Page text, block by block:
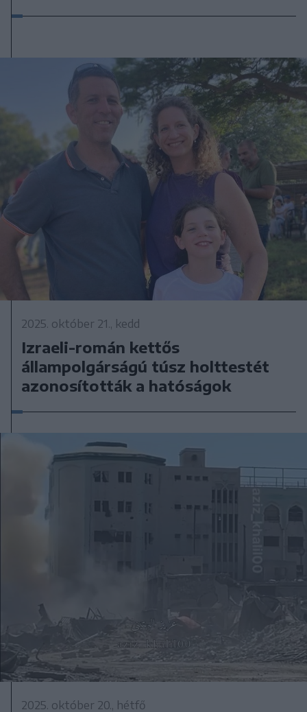
2025. október 21., kedd
Izraeli-román kettős
állampolgárságú túsz holttestét
azonosították a hatóságok
2025. október 20., hétfő